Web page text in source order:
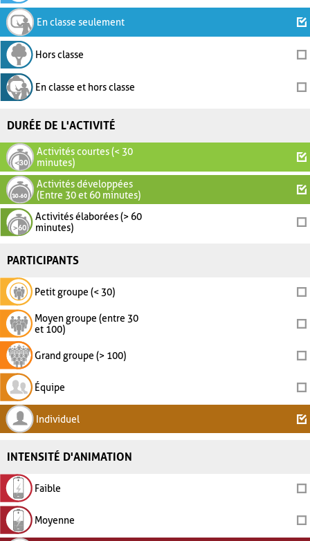
En classe seulement
Hors classe
En classe et hors classe
DURÉE DE L'ACTIVITÉ
Activités courtes (< 30
minutes)
Activités développées
(Entre 30 et 60 minutes)
Activités élaborées (> 60
minutes)
PARTICIPANTS
Petit groupe (< 30)
Moyen groupe (entre 30
et 100)
Grand groupe (> 100)
Équipe
Individuel
INTENSITÉ D'ANIMATION
Faible
Moyenne